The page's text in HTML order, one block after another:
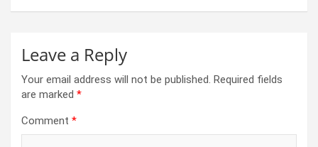
Leave a Reply
Your email address will not be published. Required fields
are marked *
Comment *